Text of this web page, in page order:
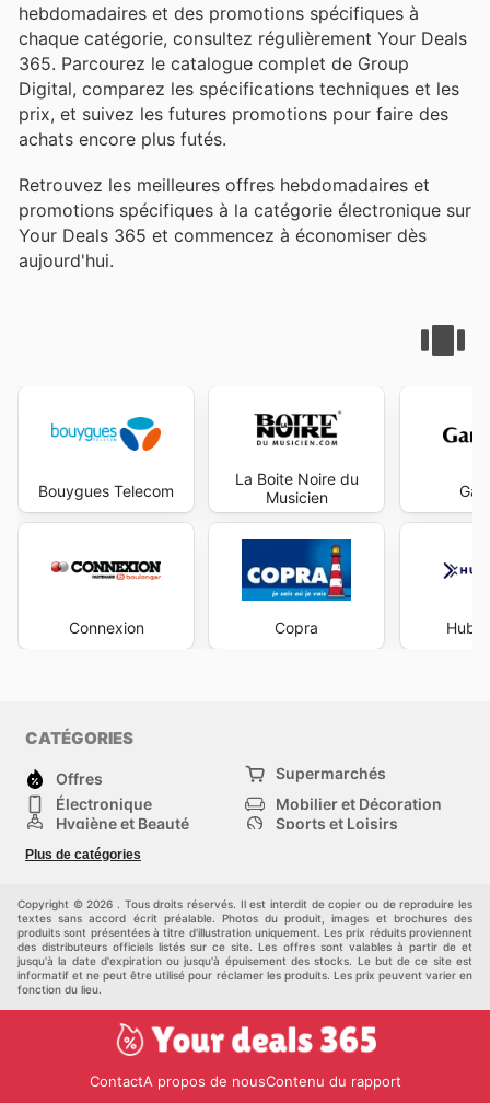
hebdomadaires et des promotions spécifiques à
chaque catégorie, consultez régulièrement Your Deals
365. Parcourez le catalogue complet de Group
Digital, comparez les spécifications techniques et les
prix, et suivez les futures promotions pour faire des
achats encore plus futés.
Retrouvez les meilleures offres hebdomadaires et
promotions spécifiques à la catégorie électronique sur
Your Deals 365 et commencez à économiser dès
aujourd'hui.
Bouygues Telecom
Connexion
La Boite Noire du
Musicien
Copra
CATÉGORIES
Offres
Supermarchés
Électronique
Mobilier et Décoration
Hygiène et Beauté
Sports et Loisirs
Mode
Animalerie
maison
Plus de catégories
Copyright © 2026 . Tous droits réservés. Il est interdit de copier ou de reproduire les
textes sans accord écrit préalable. Photos du produit, images et brochures des
produits sont présentées à titre d'illustration uniquement. Les prix réduits proviennent
des distributeurs officiels listés sur ce site. Les offres sont valables à partir de et
jusqu'à la date d'expiration ou jusqu'à épuisement des stocks. Le but de ce site est
informatif et ne peut être utilisé pour réclamer les produits. Les prix peuvent varier en
fonction du lieu.
ContactA propos de nousContenu du rapport